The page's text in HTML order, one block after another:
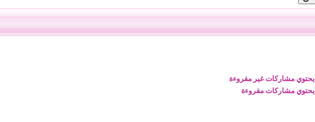
مشاركات غير مقروءة
مشاركات مقروءة